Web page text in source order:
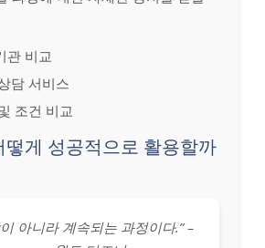
관 비교
담 서비스
조건 비교
떻게 성공적으로 활용할까
아니라 계속되는 과정이다.” –